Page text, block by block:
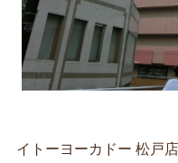
イトーヨーカドー 松戸